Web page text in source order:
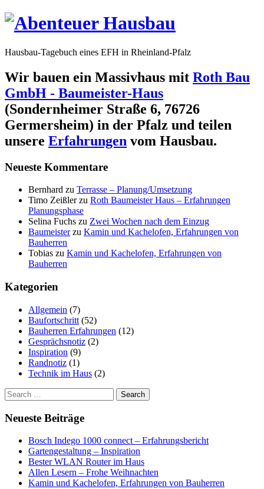
Hausbau-Tagebuch eines EFH in Rheinland-Pfalz
Wir bauen ein Massivhaus mit Roth Bau
GmbH - Baumeister-Haus
(Sondernheimer Straße 6, 76726
Germersheim) in der Pfalz und teilen
unsere Erfahrungen vom Hausbau.
Neueste Kommentare
Bernhard zu Terrasse – Planung/Umsetzung
Timo Zeißlerzu Roth Baumeister Haus – Erfahrungen
Planungsphase
Selina Fuchs zu Zwei Wochen nach dem Einzug
Baumeisterzu Kamin und Kachelofen, Erfahrungen von
Bauherren
Tobias zu Kamin und Kachelofen, Erfahrungen von
Bauherren
Kategorien
Allgemein (7)
Baufortschritt (52)
Bauherren Erfahrungen (12)
Gesprächsnotiz (2)
Inspiration (9)
Randnotiz (1)
Technik im Haus (2)
Search
for:
Neueste Beiträge
Bosch Indego 1000 connect – Erfahrungsbericht
Gartengestaltung – Inspiration
Bester WLAN Router im Haus
Allen Lesern – Frohe Weihnachten
Kamin und Kachelofen, Erfahrungen von Bauherren